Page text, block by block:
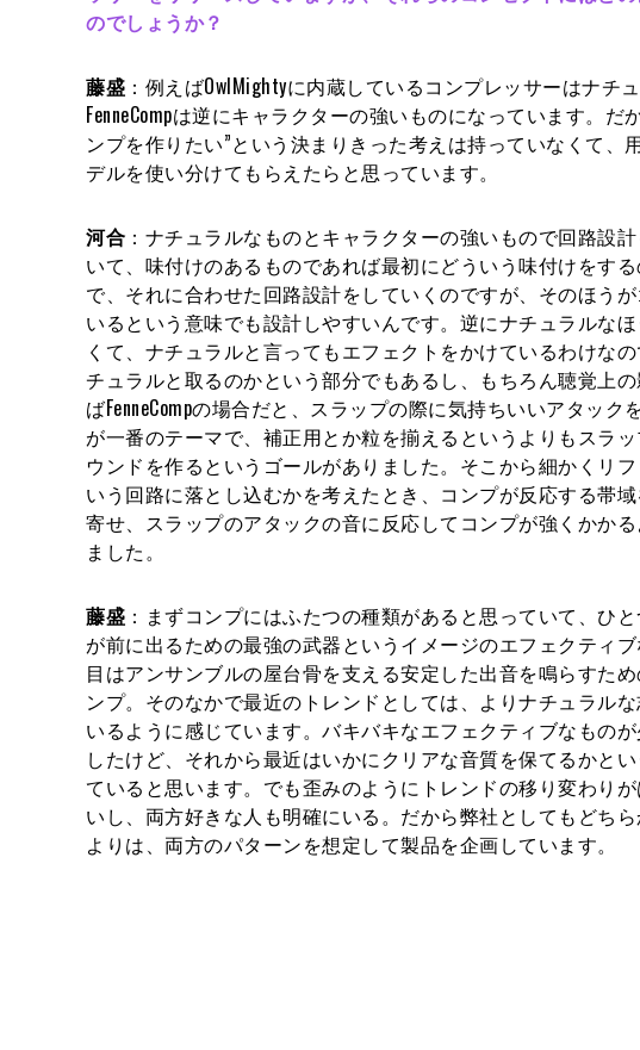
のでしょうか？
藤盛 ：例えばOwlMightyに内蔵しているコンプレッサーはナチュ
FenneCompは逆にキャラクターの強いものになっています。だ
ンプを作りたい”という決まりきった考えは持っていなくて、
デルを使い分けてもらえたらと思っています。
河合 ：ナチュラルなものとキャラクターの強いもので回路設
いて、味付けのあるものであれば最初にどういう味付けをす
で、それに合わせた回路設計をしていくのですが、そのほう
いるという意味でも設計しやすいんです。逆にナチュラルな
くて、ナチュラルと言ってもエフェクトをかけているわけな
チュラルと取るのかという部分でもあるし、もちろん聴覚上
ばFenneCompの場合だと、スラップの際に気持ちいいアタック
が一番のテーマで、補正用とか粒を揃えるというよりもスラ
ウンドを作るというゴールがありました。そこから細かくリ
いう回路に落とし込むかを考えたとき、コンプが反応する帯
寄せ、スラップのアタックの音に反応してコンプが強くかか
ました。
藤盛 ：まずコンプにはふたつの種類があると思っていて、ひ
が前に出るための最強の武器というイメージのエフェクティ
目はアンサンブルの屋台骨を支える安定した出音を鳴らすた
ンプ。そのなかで最近のトレンドとしては、よりナチュラル
いるように感じています。バキバキなエフェクティブなもの
したけど、それから最近はいかにクリアな音質を保てるかと
ていると思います。でも歪みのようにトレンドの移り変わり
いし、両方好きな人も明確にいる。だから弊社としてもどち
よりは、両方のパターンを想定して製品を企画しています。